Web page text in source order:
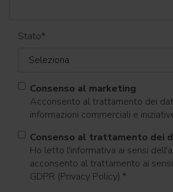
Stato*
Consenso al marketing
Acconsento al trattamento dei
informazioni commerciali e
Consenso al trattamento dei
Ho letto l'informativa ai sensi
acconsento al trattamento ai
GDPR (Privacy Policy).*